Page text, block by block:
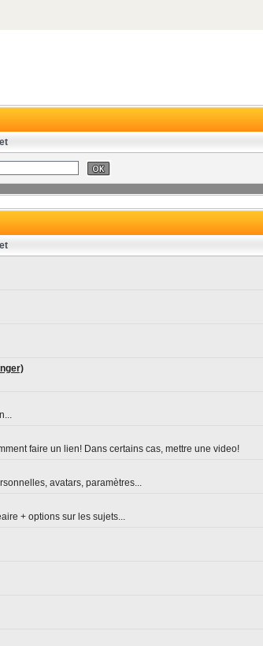
faire un lien! Dans certains cas, mettre une video!
avatars, paramètres...
+ options sur les sujets...